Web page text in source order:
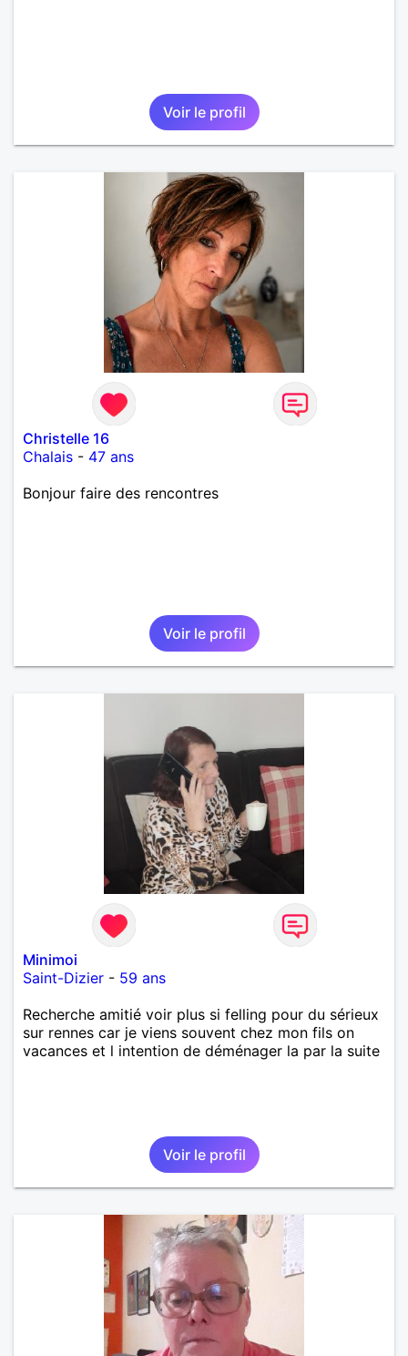
Voir le profil
Christelle 16
Chalais - 47 ans
Bonjour faire des rencontres
Voir le profil
Minimoi
Saint-Dizier - 59 ans
Recherche amitié voir plus si felling pour du sérieux
sur rennes car je viens souvent chez mon fils on
vacances et l intention de déménager la par la suite
Voir le profil